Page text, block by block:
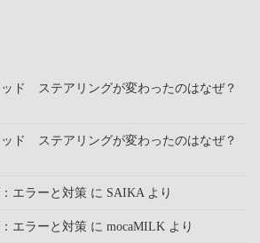
ド ステアリングが変わったのはなぜ？
ド ステアリングが変わったのはなぜ？
エラーと対策 に SAIKA より
エラーと対策 に mocaMILK より